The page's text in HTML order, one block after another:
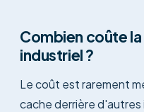
Combien coûte
industriel ?
Le coût est rarement
cache derrière d'autres